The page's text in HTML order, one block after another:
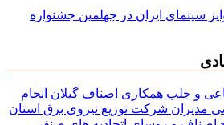
سینمای ایران در چهلمین جشنواره
و جلب همکاری اصناف گیلان انجام
مدیران شركت توزیع نیروی برق استان